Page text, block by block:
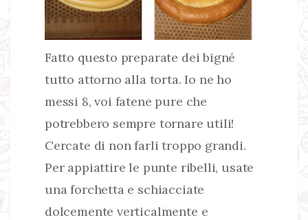
Fatto questo preparate dei bigné
tutto attorno alla torta. Io ne ho
messi 8, voi fatene pure che
potrebbero sempre tornare utili!
Cercate di non farli troppo grandi.
Per appiattire le punte ribelli, usate
una forchetta e schiacciate
dolcemente verticalmente e